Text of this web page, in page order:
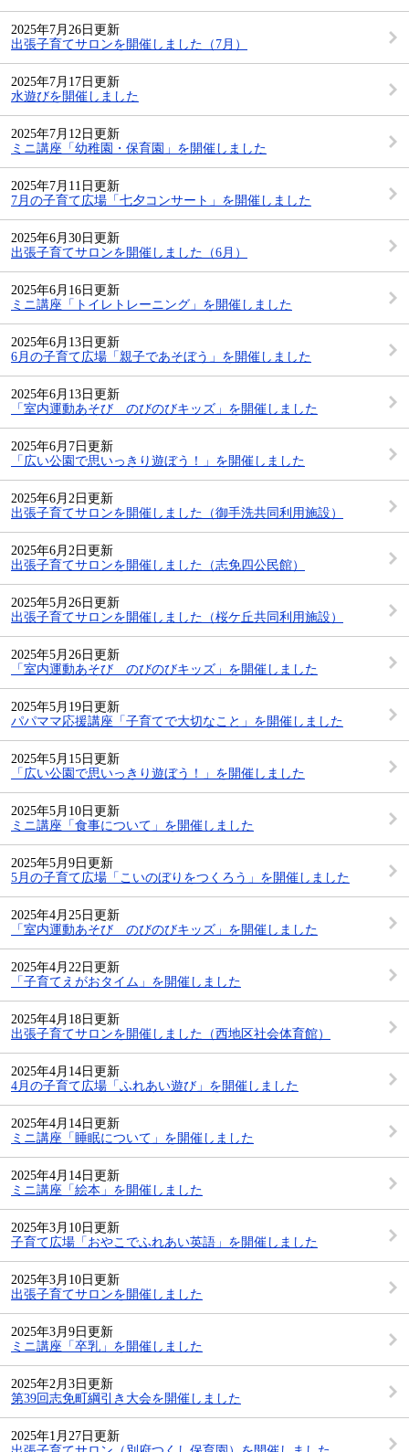
2025年7月26日更新
出張子育てサロンを開催しました（7月）
2025年7月17日更新
水遊びを開催しました
2025年7月12日更新
ミニ講座「幼稚園・保育園」を開催しました
2025年7月11日更新
7月の子育て広場「七夕コンサート」を開催しました
2025年6月30日更新
出張子育てサロンを開催しました（6月）
2025年6月16日更新
ミニ講座「トイレトレーニング」を開催しました
2025年6月13日更新
6月の子育て広場「親子であそぼう」を開催しました
2025年6月13日更新
「室内運動あそび のびのびキッズ」を開催しました
2025年6月7日更新
「広い公園で思いっきり遊ぼう！」を開催しました
2025年6月2日更新
出張子育てサロンを開催しました（御手洗共同利用施設）
2025年6月2日更新
出張子育てサロンを開催しました（志免四公民館）
2025年5月26日更新
出張子育てサロンを開催しました（桜ケ丘共同利用施設）
2025年5月26日更新
「室内運動あそび のびのびキッズ」を開催しました
2025年5月19日更新
パパママ応援講座「子育てで大切なこと」を開催しました
2025年5月15日更新
「広い公園で思いっきり遊ぼう！」を開催しました
2025年5月10日更新
ミニ講座「食事について」を開催しました
2025年5月9日更新
5月の子育て広場「こいのぼりをつくろう」を開催しました
2025年4月25日更新
「室内運動あそび のびのびキッズ」を開催しました
2025年4月22日更新
「子育てえがおタイム」を開催しました
2025年4月18日更新
出張子育てサロンを開催しました（西地区社会体育館）
2025年4月14日更新
4月の子育て広場「ふれあい遊び」を開催しました
2025年4月14日更新
ミニ講座「睡眠について」を開催しました
2025年4月14日更新
ミニ講座「絵本」を開催しました
2025年3月10日更新
子育て広場「おやこでふれあい英語」を開催しました
2025年3月10日更新
出張子育てサロンを開催しました
2025年3月9日更新
ミニ講座「卒乳」を開催しました
2025年2月3日更新
第39回志免町綱引き大会を開催しました
2025年1月27日更新